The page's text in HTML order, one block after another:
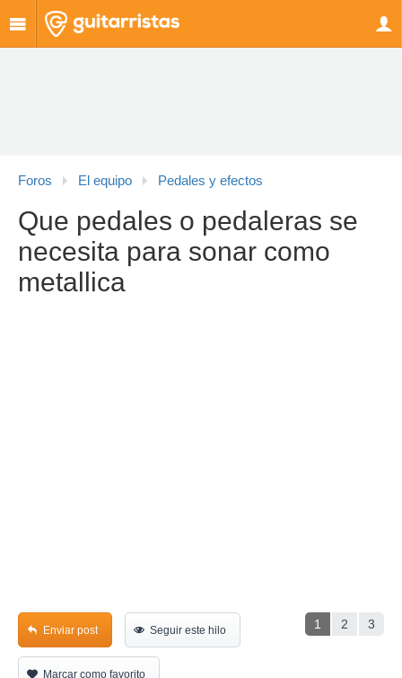
Foros El equipo Pedales y efectos
Que pedales o pedaleras se
necesita para sonar como
metallica
1 2 3
Enviar post Seguir este hilo
Marcar como favorito